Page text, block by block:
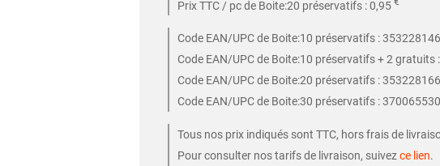
Prix TTC / pc de Boite:20 préservatifs : 0,95
Code EAN/UPC de Boite:10 préservatifs :
Code EAN/UPC de Boite:10 préservatifs + 2 gratuits
Code EAN/UPC de Boite:20 préservatifs :
Code EAN/UPC de Boite:30 préservatifs :
Tous nos prix indiqués sont TTC, hors frais de
Pour consulter nos tarifs de livraison, suivezce lien.